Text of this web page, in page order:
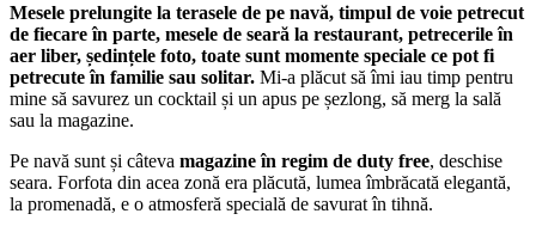
Mesele prelungite la terasele de pe navă, timpul de voie petrecut
de fiecare în parte, mesele de seară la restaurant, petrecerile în
aer liber, ședințele foto, toate sunt momente speciale ce pot fi
petrecute în familie sau solitar. Mi-a plăcut să îmi iau timp pentru
mine să savurez un cocktail și un apus pe șezlong, să merg la sală
sau la magazine.
Pe navă sunt și câteva magazine în regim de duty free, deschise
seara. Forfota din acea zonă era plăcută, lumea îmbrăcată elegantă,
la promenadă, e o atmosferă specială de savurat în tihnă.